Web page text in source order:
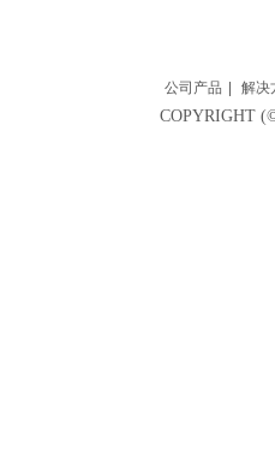
公司产品 解决
COPYRIGHT